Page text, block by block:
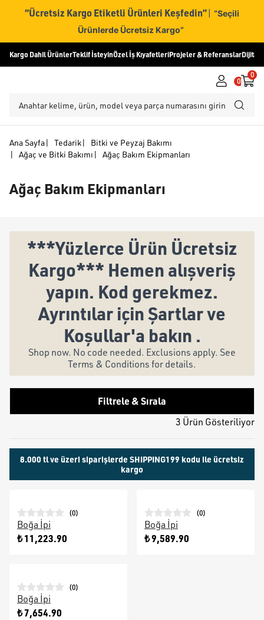
“Ücretsiz Kargo Etiketli Ürünleri Keşfedin” | “Seçili
Ürünlerde Ücretsiz Kargo”
Kargo Dahil ÜrünlerTeklif İsteyinÖzel İş KıyafetleriProjeler & ReferanslarDijital
0
0
Ana Sayfa| Tedarik|
Bitki ve Peyzaj Bakımı
|
Ağaç ve Bitki Bakımı | Ağaç Bakım Ekipmanları
Ağaç Bakım Ekipmanları
***Yüzlerce Ürün Ücretsiz
Kargo*** Hemen alışveriş
yapın. Kod gerekmez.
Ayrıntılar için Şartlar ve
Koşullar'a bakın .
Shop now. No code needed. Exclusions apply. See
Terms & Conditions for details.
Filtrele & Sırala
3 Ürün Gösteriliyor
8.000 tl ve üzeri siparişlerde SHIPPING199 kodu ile ücretsiz
kargo
(0)
Boğa İpi
₺ 11,223.90
(0)
Boğa İpi
₺ 9,589.90
(0)
Boğa İpi
₺ 7,654.90